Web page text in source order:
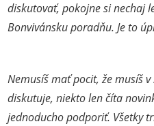
diskutovať, pokojne si nechaj
Bonvivánsku poradňu. Je to
Nemusíš mať pocit, že musíš
diskutuje, niekto len číta
jednoducho podporiť. Všetky